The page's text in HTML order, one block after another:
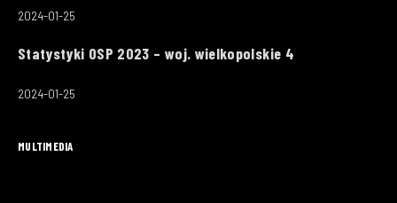
2024-01-25
Statystyki OSP 2023 – woj. wielkopolskie 4
2024-01-25
MULTIMEDIA